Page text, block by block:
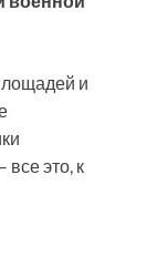
и
все это, к